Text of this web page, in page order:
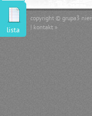
lista
copyright © grupa3
| kontakt »